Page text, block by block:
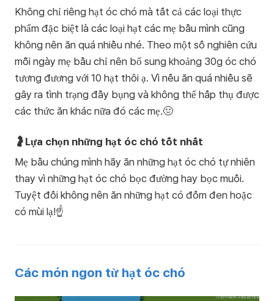
Không chỉ riêng hạt óc chó mà tất cả các loại thực
phẩm đặc biệt là các loại hạt các mẹ bầu mình cũng
không nên ăn quá nhiều nhé. Theo một số nghiên cứu
mỗi ngày mẹ bầu chỉ nên bổ sung khoảng 30g óc chó
tương đương với 10 hạt thôi ạ. Vì nếu ăn quá nhiều sẽ
gây ra tình trạng đầy bụng và không thể hấp thụ được
các thức ăn khác nữa đó các mẹ.🤢
🤰Lựa chọn những hạt óc chó tốt nhất
Mẹ bầu chúng mình hãy ăn những hạt óc chó tự nhiên
thay vì những hạt óc chó bọc đường hay bọc muối.
Tuyệt đối không nên ăn những hạt có đốm đen hoặc
có mùi lạ!☝️
Các món ngon từ hạt óc chó